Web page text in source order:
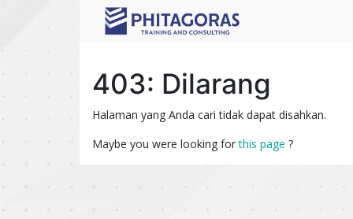
403: Dilarang
Halaman yang Anda cari tidak dapat disahkan.
Maybe you were looking forthis page ?